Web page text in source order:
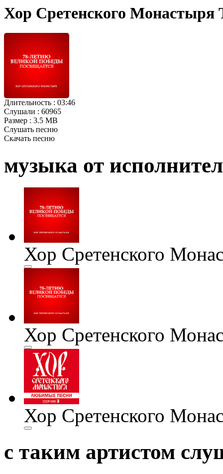
Хор Сретенского Монастыря
Длительность : 03:46
Слушали : 60965
Размер : 3.5 MB
Слушать песню
Скачать песню
музыка от
Хор Сретенского
Хор Сретенского
Хор Сретенского
с таким артистом